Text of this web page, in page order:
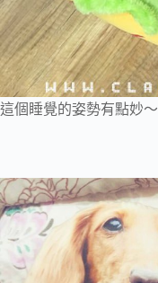
這個睡覺的姿勢有點妙～